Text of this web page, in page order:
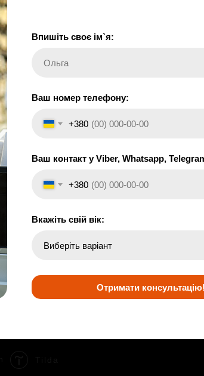
Впишіть своє ім`я:
Ольга
Ваш номер телефону:
+380
Ваш контакт у Viber, Whatsapp,
+380
Вкажіть свій вік:
Отримати консультацію!